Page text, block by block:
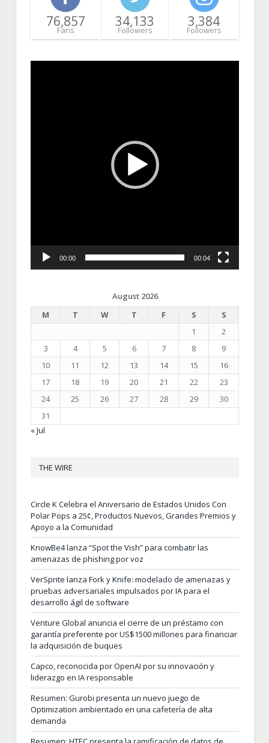
76,857
Fans
34,133
Followers
3,384
Followers
00:00 00:04
August 2026
M
T W T F S
S
1
2
3
4 5 6 7 8
9
10
11 12 13 14 15
16
17
18 19 20 21 22
23
24
25 26 27 28 29
30
31
« Jul
THE WIRE
Circle K Celebra el Aniversario de Estados Unidos Con
Polar Pops a 25¢, Productos Nuevos, Grandes Premios y
Apoyo a la Comunidad
KnowBe4 lanza “Spot the Vish” para combatir las
amenazas de phishing por voz
VerSprite lanza Fork y Knife: modelado de amenazas y
pruebas adversariales impulsados por IA para el
desarrollo ágil de software
Venture Global anuncia el cierre de un préstamo con
garantía preferente por US$1500 millones para financiar
la adquisición de buques
Capco, reconocida por OpenAI por su innovación y
liderazgo en IA responsable
Resumen: Gurobi presenta un nuevo juego de
Optimization ambientado en una cafetería de alta
demanda